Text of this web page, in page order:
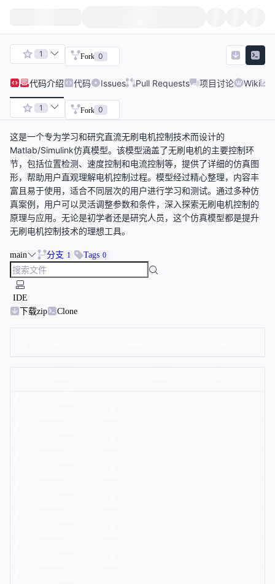
1 Fork 0
代码介绍 代码 Issues Pull Requests 项目讨论 Wiki
1 Fork 0
这是一个专为学习和研究直流无刷电机控制技术而设计的
Matlab/Simulink仿真模型。该模型涵盖了无刷电机的主要控制环
节，包括位置检测、速度控制和电流控制等，提供了详细的仿真图
形，帮助用户直观理解电机控制过程。模型经过精心整理，内容丰
富且易于使用，适合不同层次的用户进行学习和测试。通过多种仿
真案例，用户可以灵活调整参数和条件，深入探索无刷电机控制的
原理与应用。无论是初学者还是研究人员，这个仿真模型都是提升
无刷电机控制技术的理想工具。
main 分支 1 Tags 0
IDE
下载zip
Clone